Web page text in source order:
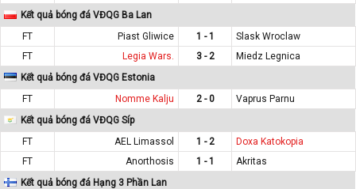
Kết quả bóng đá VĐQG Ba Lan
FT
Piast Gliwice 1 - 1
Slask Wroclaw
FT
Legia Wars. 3 - 2
Miedz Legnica
Kết quả bóng đá VĐQG Estonia
FT
Nomme Kalju 2 - 0
Vaprus Parnu
Kết quả bóng đá VĐQG Síp
FT
AEL Limassol 1 - 2
Doxa Katokopia
FT
Anorthosis 1 - 1
Akritas
Kết quả bóng đá Hạng 3 Phần Lan